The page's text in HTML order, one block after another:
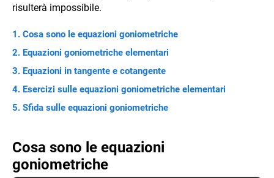
risulterà impossibile.
Cosa sono le equazioni goniometriche
Equazioni goniometriche elementari
Equazioni in tangente e cotangente
Esercizi sulle equazioni goniometriche elementari
Sfida sulle equazioni goniometriche
Cosa sono le equazioni
goniometriche